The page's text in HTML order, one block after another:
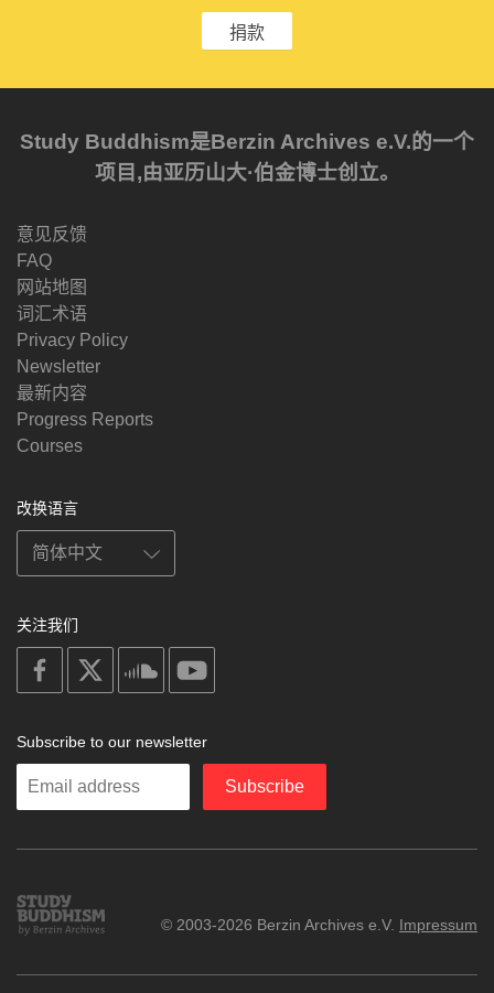
捐款
Study Buddhism是Berzin Archives e.V.的一个
项目,由亚历山大·伯金博士创立。
意见反馈
FAQ
网站地图
词汇术语
Privacy Policy
Newsletter
最新内容
Progress Reports
Courses
改换语言
关注我们
on
facebook
soundcloud
Subscribe to our newsletter
Enter
Subscribe
Study
Buddhism
© 2003-2026 Berzin Archives e.V. Impressum